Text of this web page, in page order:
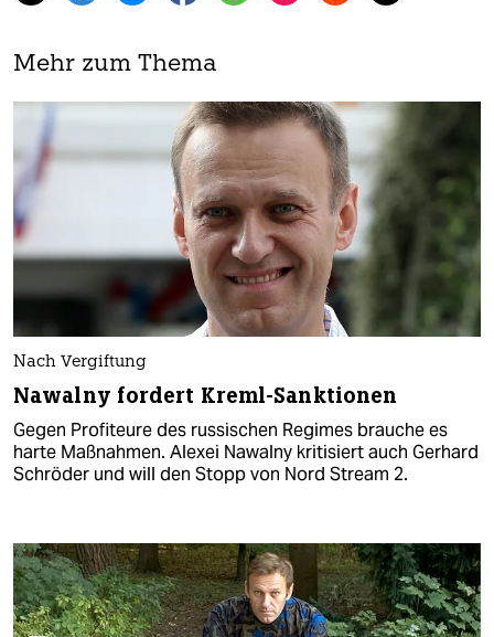
Mehr zum Thema
Nach Vergiftung
Nawalny fordert Kreml-Sanktionen
Gegen Profiteure des russischen Regimes brauche es
harte Maßnahmen. Alexei Nawalny kritisiert auch Gerhard
Schröder und will den Stopp von Nord Stream 2.